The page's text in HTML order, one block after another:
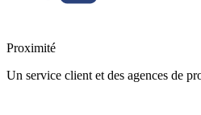
Proximité
Un service client et des agences de